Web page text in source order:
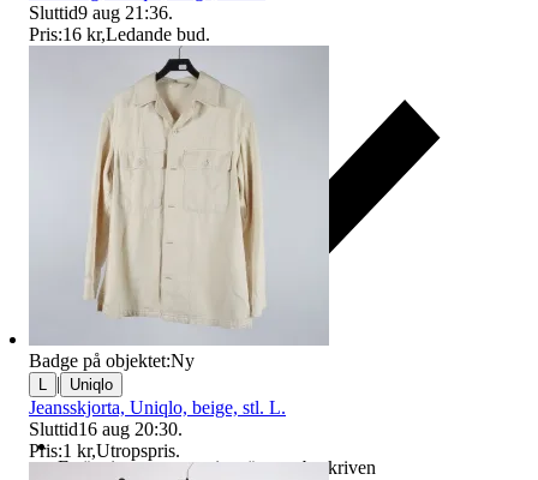
Ersättning om varan inte är som beskriven
Sluttid9 aug 21:36.
Pris:16 kr,Ledande bud.
Badge på objektet:Ny
| Uniqlo
Jeansskjorta, Uniqlo, beige, stl. L.
Sluttid16 aug 20:30.
Pris:1 kr,Utropspris.